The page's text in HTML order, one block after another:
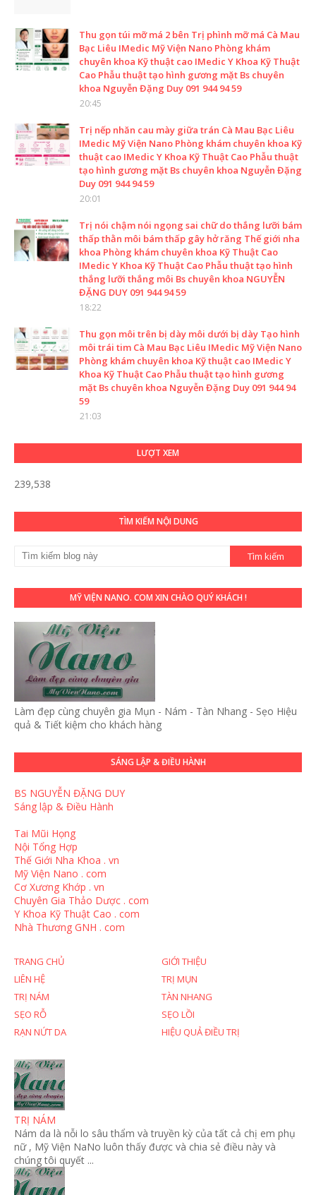
Thu gọn túi mỡ má 2 bên Trị phình mỡ má Cà Mau
Bạc Liêu IMedic Mỹ Viện Nano Phòng khám
chuyên khoa Kỹ thuật cao IMedic Y Khoa Kỹ Thuật
Cao Phẫu thuật tạo hình gương mặt Bs chuyên
khoa Nguyễn Đặng Duy 091 944 94 59
20:45
Trị nếp nhăn cau mày giữa trán Cà Mau Bạc Liêu
IMedic Mỹ Viện Nano Phòng khám chuyên khoa Kỹ
thuật cao IMedic Y Khoa Kỹ Thuật Cao Phẫu thuật
tạo hình gương mặt Bs chuyên khoa Nguyễn Đặng
Duy 091 944 94 59
20:01
Trị nói chậm nói ngọng sai chữ do thắng lưỡi bám
thấp thằn môi bám thấp gây hở răng Thế giới nha
khoa Phòng khám chuyên khoa Kỹ Thuật Cao
IMedic Y Khoa Kỹ Thuật Cao Phẫu thuật tạo hình
thắng lưỡi thắng môi Bs chuyên khoa NGUYỄN
ĐẶNG DUY 091 944 94 59
18:22
Thu gọn môi trên bị dày môi dưới bị dày Tạo hình
môi trái tim Cà Mau Bạc Liêu IMedic Mỹ Viện Nano
Phòng khám chuyên khoa Kỹ thuật cao IMedic Y
Khoa Kỹ Thuật Cao Phẫu thuật tạo hình gương
mặt Bs chuyên khoa Nguyễn Đặng Duy 091 944 94
59
21:03
LƯỢT XEM
239,538
TÌM KIẾM NỘI DUNG
MỸ VIỆN NANO. COM XIN CHÀO QUÝ KHÁCH !
Làm đẹp cùng chuyên gia Mụn - Nám - Tàn Nhang - Sẹo Hiệu
quả & Tiết kiệm cho khách hàng
SÁNG LẬP & ĐIỀU HÀNH
BS NGUYỄN ĐẶNG DUY
Sáng lập & Điều Hành
Tai Mũi Họng
Nội Tổng Hợp
Thế Giới Nha Khoa . vn
Mỹ Viện Nano . com
Cơ Xương Khớp . vn
Chuyên Gia Thảo Dược . com
Y Khoa Kỹ Thuật Cao . com
Nhà Thương GNH . com
TRANG CHỦ
GIỚI THIỆU
LIÊN HỆ
TRỊ MỤN
TRỊ NÁM
TÀN NHANG
SẸO RỖ
SẸO LỒI
RẠN NỨT DA
HIỆU QUẢ ĐIỀU TRỊ
TRỊ NÁM
Nám da là nỗi lo sâu thẩm và truyền kỳ của tất cả chị em phụ
nữ , Mỹ Viện NaNo luôn thấy được và chia sẻ điều này và
chúng tôi quyết ...